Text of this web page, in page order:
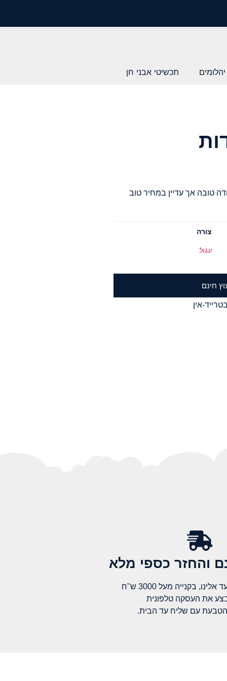
יהלומים תכשיטי אבני חן
טובה אך עדיין במחיר טוב
צורה
עגול
חינם
אין
והחזר כספי מלא​
בקנייה מעל 3000 ש"ח
את העסקה טלפונית
עם שליח עד הבית.